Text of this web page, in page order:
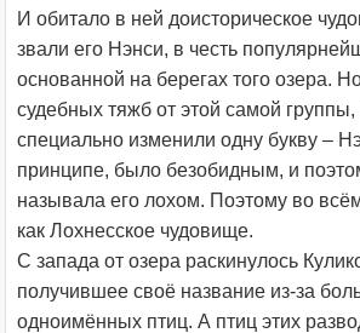
И обитало в ней доисторическое
звали его Нэнси, в честь
основанной на берегах того озера.
судебных тяжб от этой самой
специально изменили одну букву –
принципе, было безобидным, и
называла его лохом. Поэтому во
как Лохнесское чудовище.
С запада от озера раскинулось
получившее своё название из-за
одноимённых птиц. А птиц этих